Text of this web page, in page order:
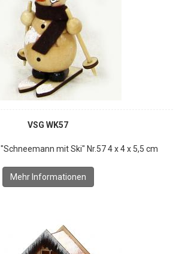
VSG WK57
mit Ski" Nr.57 4 x 4 x 5,5 cm
Mehr Informationen